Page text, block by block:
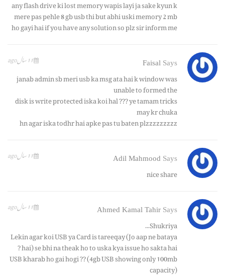
any flash drive ki lost memory wapis layi ja sake kyun k
mere pas pehle 8 gb usb thi but abhi uski memory 2 mb
ho gayi hai if you have any solution so plz sir inform me
Faisal Says
janab admin sb meri usb ka msg ata hai k window was
unable to formed the
disk is write protected iska koi hal ??? ye tamam tricks
may kr chuka
hn agar iska todhr hai apke pas tu baten plzzzzzzzzz
Adil Mahmood Says
nice share
Ahmed Kamal Tahir Says
Shukriya…
Lekin agar koi USB ya Card is tareeqay (Jo aap ne bataya
hai) se bhi na theak ho to uska kya issue ho sakta hai ?
USB kharab ho gai hogi ?? (4gb USB showing only 100mb
capacity)